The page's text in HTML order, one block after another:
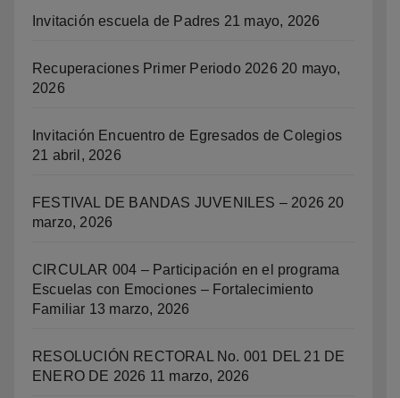
Invitación escuela de Padres 21 mayo, 2026
Recuperaciones Primer Periodo 2026 20 mayo,
2026
Invitación Encuentro de Egresados de Colegios
21 abril, 2026
FESTIVAL DE BANDAS JUVENILES – 2026 20
marzo, 2026
CIRCULAR 004 – Participación en el programa
Escuelas con Emociones – Fortalecimiento
Familiar 13 marzo, 2026
RESOLUCIÓN RECTORAL No. 001 DEL 21 DE
ENERO DE 2026 11 marzo, 2026